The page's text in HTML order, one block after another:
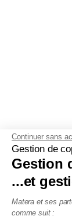
Continuer sans
Gestion de
Gestion
...et
Matera et ses
comme suit :